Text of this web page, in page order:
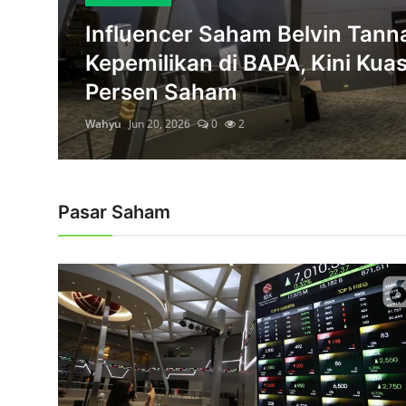
Rekomendasi
Perkuat Infrastruktur Digital, Medco
IHSG Melaju Kencang Menembus
Manuver Korporasi: Realisasi
IHSG Melesat 7,5 Persen Pasca
Komisaris Utama Medikaloka
Influencer Saham Belvin
Kepemilikan di BAPA, Kini
Persen Saham
Wahyu Jun 20, 2026 0 2
Pasar Saham